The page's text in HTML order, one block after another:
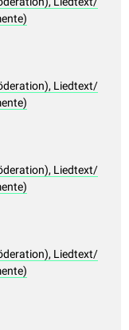
Liedtext/
Liedtext/
Liedtext/